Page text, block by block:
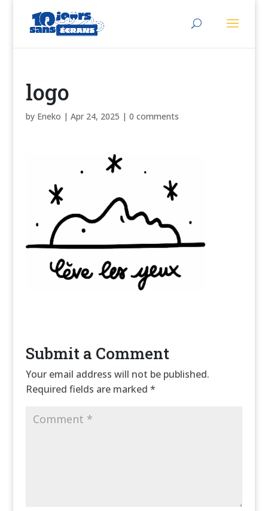
logo
by Eneko | Apr 24, 2025 | 0 comments
Submit a Comment
Your email address will not be published.
Required fields are marked *